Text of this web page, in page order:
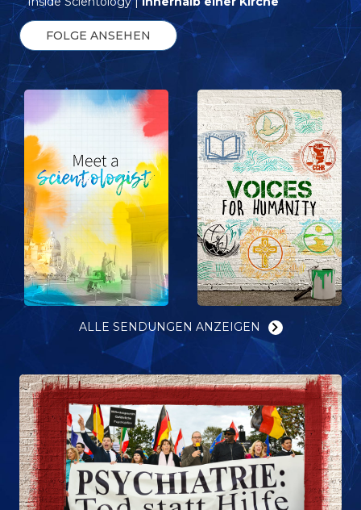
FOLGE ANSEHEN
ALLE SENDUNGEN ANZEIGEN